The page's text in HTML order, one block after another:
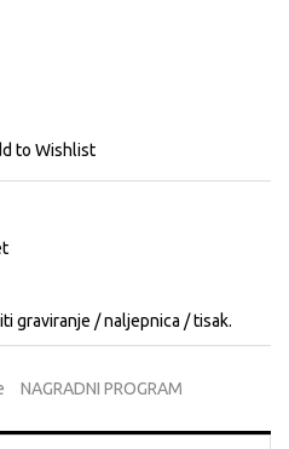
to Wishlist
graviranje / naljepnica / tisak.
NAGRADNI PROGRAM